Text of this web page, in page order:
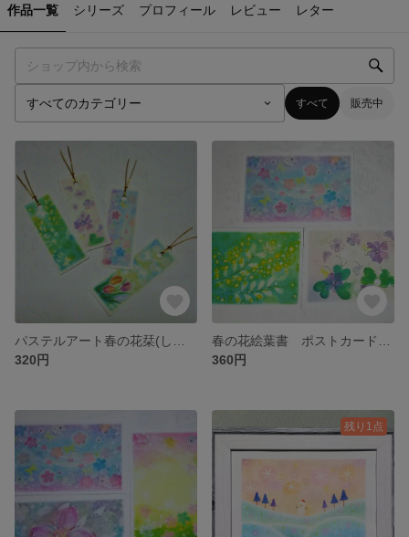
作品一覧 シリーズ プロフィール レビュー レター
すべて 販売中
320円
360円
残り1点